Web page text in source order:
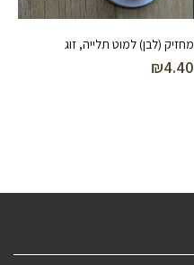
מחזיק (לבן) למוט תלייה, זוג
₪4.40